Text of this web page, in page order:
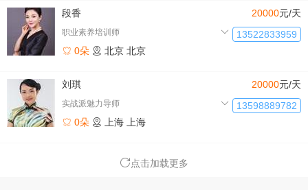
段香
职业素养培训师
0朵 北京 北京
20000元/天
13522833959
刘琪
实战派魅力导师
0朵 上海 上海
20000元/天
13598889782
点击加载更多